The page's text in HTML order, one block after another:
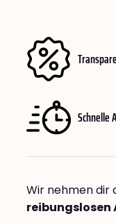
Schnelle
Wir nehmen dir
reibungslosen